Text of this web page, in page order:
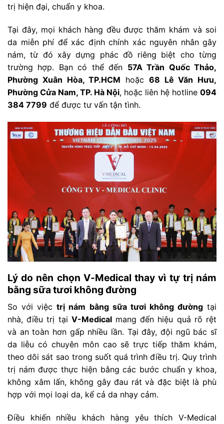
trị hiện đại, chuẩn y khoa.
Tại đây, mọi khách hàng đều được thăm khám và soi
da miễn phí để xác định chính xác nguyên nhân gây
nám, từ đó xây dựng phác đồ riêng biệt cho từng
trường hợp. Bạn có thể đến 57A Trần Quốc Thảo,
Phường Xuân Hòa, TP.HCM hoặc 68 Lê Văn Hưu,
Phường Cửa Nam, TP. Hà Nội, hoặc liên hệ hotline 094
384 7799 để được tư vấn tận tình.
Lý do nên chọn V-Medical thay vì tự trị nám
bằng sữa tươi không đường
So với việctrị nám bằng sữa tươi không đườngtại
nhà, điều trị tại V-Medicalmang đến hiệu quả rõ rệt
và an toàn hơn gấp nhiều lần. Tại đây, đội ngũ bác sĩ
da liễu có chuyên môn cao sẽ trực tiếp thăm khám,
theo dõi sát sao trong suốt quá trình điều trị. Quy trình
trị nám được thực hiện bằng các bước chuẩn y khoa,
không xâm lấn, không gây đau rát và đặc biệt là phù
hợp với mọi loại da, kể cả da nhạy cảm.
Điều khiến nhiều khách hàng yêu thích V-Medical